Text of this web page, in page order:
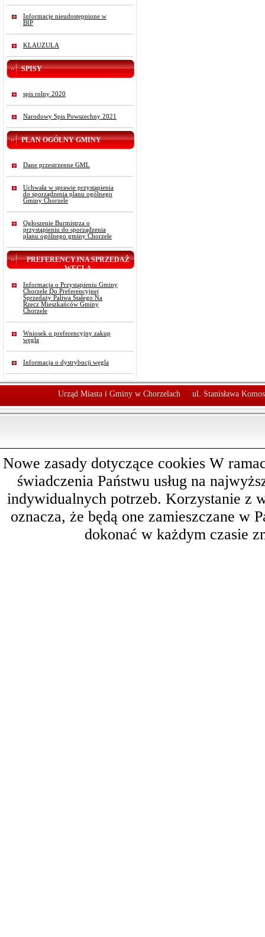
Informacje nieudostępnione w
BIP
KLAUZULA
SPISY
spis rolny 2020
Narodowy Spis Powszechny 2021
PLAN OGÓLNY GMINY
Dane przestrzenne GML
Uchwała w sprawie przystąpienia
do sporządzenia planu ogólnego
Gminy Chorzele
Ogłoszenie Burmistrza o
przystąpieniu do sporządzenia
planu ogólnego gminy Chorzele
PREFERENCYJNA SPRZEDAŻ
WĘGLA
Informacja o Przystąpieniu Gminy
Chorzele Do Preferencyjnej
Sprzedaży Paliwa Stałego Na
Rzecz Mieszkańców Gminy
Chorzele
Wniosek o preferencyjny zakup
węgla
Informacja o dystrybucji węgla
Urząd Miasta i Gminy w Chorzelach ul. Stanisława
Nowe zasady dotyczące cookies W
świadczenia Państwu usług na
indywidualnych potrzeb. Korzystanie z
oznacza, że będą one zamieszczane w
dokonać w każdym czasie